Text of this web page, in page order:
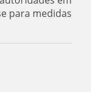
para medidas